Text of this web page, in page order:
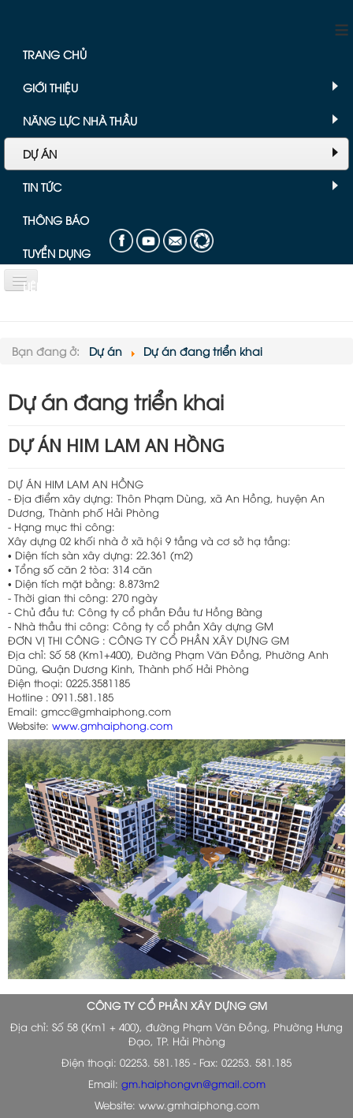
≡
TRANG CHỦ
GIỚI THIỆU
NĂNG LỰC NHÀ THẦU
DỰ ÁN
TIN TỨC
THÔNG BÁO
TUYỂN DỤNG
LIÊN HỆ
Nội dung:
Bạn đang ở: Dự án Dự án đang triển khai
Dự án đang triển khai
DỰ ÁN HIM LAM AN HỒNG
DỰ ÁN HIM LAM AN HỒNG
- Địa điểm xây dựng: Thôn Phạm Dùng, xã An Hồng, huyện An
Dương, Thành phố Hải Phòng
- Hạng mục thi công:
Xây dựng 02 khối nhà ở xã hội 9 tầng và cơ sở hạ tầng:
• Diện tích sàn xây dựng: 22.361 (m2)
• Tổng số căn 2 tòa: 314 căn
• Diện tích mặt bằng: 8.873m2
- Thời gian thi công: 270 ngày
- Chủ đầu tư: Công ty cổ phần Đầu tư Hồng Bàng
- Nhà thầu thi công: Công ty cổ phần Xây dựng GM
ĐƠN VỊ THI CÔNG : CÔNG TY CỔ PHẦN XÂY DỰNG GM
Địa chỉ: Số 58 (Km1+400), Đường Phạm Văn Đồng, Phường Anh
Dũng, Quận Dương Kinh, Thành phố Hải Phòng
Điện thoại: 0225.3581185
Hotline : 0911.581.185
Email: gmcc@gmhaiphong.com
Website: www.gmhaiphong.com
CÔNG TY CỔ PHẦN XÂY DỰNG GM
Địa chỉ: Số 58 (Km1 + 400), đường Phạm Văn Đồng, Phường Hưng
Đạo, TP. Hải Phòng
Điện thoại: 02253. 581.185 - Fax: 02253. 581.185
Email: gm.haiphongvn@gmail.com
Website: www.gmhaiphong.com